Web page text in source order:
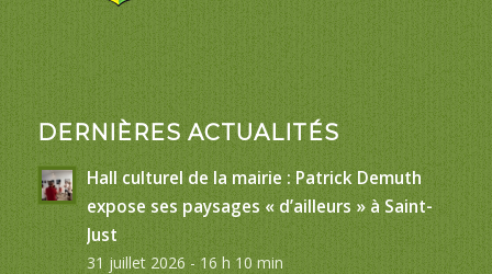
DERNIÈRES ACTUALITÉS
Hall culturel de la mairie : Patrick Demuth
expose ses paysages « d’ailleurs » à Saint-
Just
31 juillet 2026 - 16 h 10 min